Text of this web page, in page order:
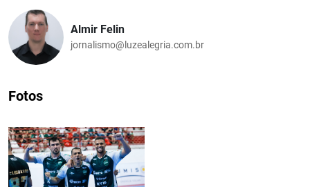
Almir Felin
jornalismo@luzealegria.com.br
Fotos